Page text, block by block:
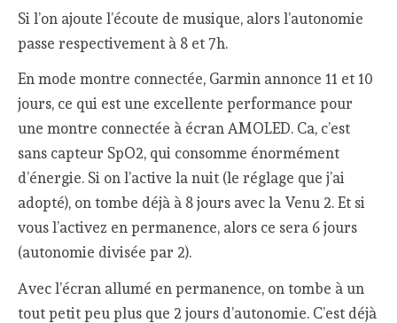
Si l’on ajoute l’écoute de musique, alors l’autonomie
passe respectivement à 8 et 7h.
En mode montre connectée, Garmin annonce 11 et 10
jours, ce qui est une excellente performance pour
une montre connectée à écran AMOLED. Ca, c’est
sans capteur SpO2, qui consomme énormément
d’énergie. Si on l’active la nuit (le réglage que j’ai
adopté), on tombe déjà à 8 jours avec la Venu 2. Et si
vous l’activez en permanence, alors ce sera 6 jours
(autonomie divisée par 2).
Avec l’écran allumé en permanence, on tombe à un
tout petit peu plus que 2 jours d’autonomie. C’est déjà